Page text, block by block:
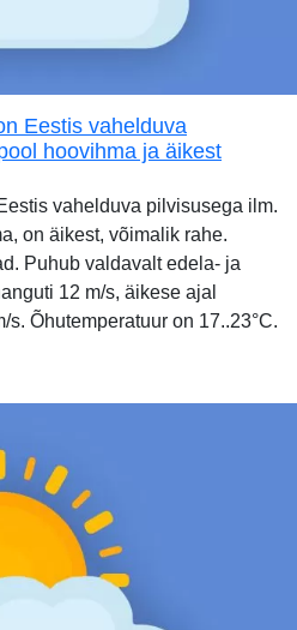
Eestis vahelduva
hoovihma ja äikest
vahelduva pilvisusega ilm.
on äikest, võimalik rahe.
Puhub valdavalt edela- ja
12 m/s, äikese ajal
Õhutemperatuur on 17..23°C.